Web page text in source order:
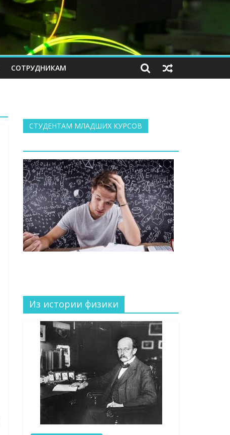
СОТРУДНИКАМ
СТУДЕНТАМ МЛАДШИХ КУРСОВ
Из истории физики